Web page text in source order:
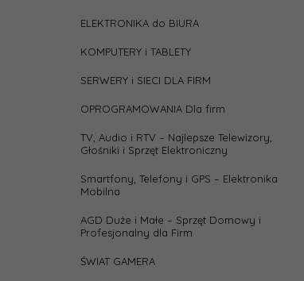
ELEKTRONIKA do BIURA
KOMPUTERY i TABLETY
SERWERY i SIECI DLA FIRM
OPROGRAMOWANIA Dla firm
TV, Audio i RTV – Najlepsze Telewizory,
Głośniki i Sprzęt Elektroniczny
Smartfony, Telefony i GPS – Elektronika
Mobilna
AGD Duże i Małe – Sprzęt Domowy i
Profesjonalny dla Firm
ŚWIAT GAMERA